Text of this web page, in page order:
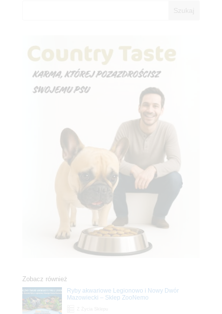
Zobacz również
Ryby akwariowe Legionowo i Nowy Dwór
Mazowiecki – Sklep ZooNemo